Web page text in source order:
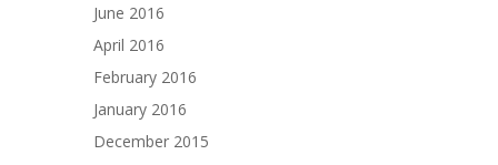
June 2016
April 2016
February 2016
January 2016
December 2015